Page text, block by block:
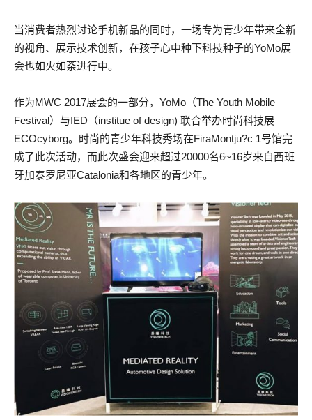
当消费者热烈讨论手机新品的同时，一场专为青少年带来全新
的视角、展示技术创新，在孩子心中种下科技种子的YoMo展
会也如火如荼进行中。
作为MWC 2017展会的一部分，YoMo（The Youth Mobile
Festival）与IED（institue of design) 联合举办时尚科技展
ECOcyborg。时尚的青少年科技秀场在FiraMontju?c 1号馆完
成了此次活动，而此次盛会迎来超过20000名6~16岁来自西班
牙加泰罗尼亚Catalonia和各地区的青少年。